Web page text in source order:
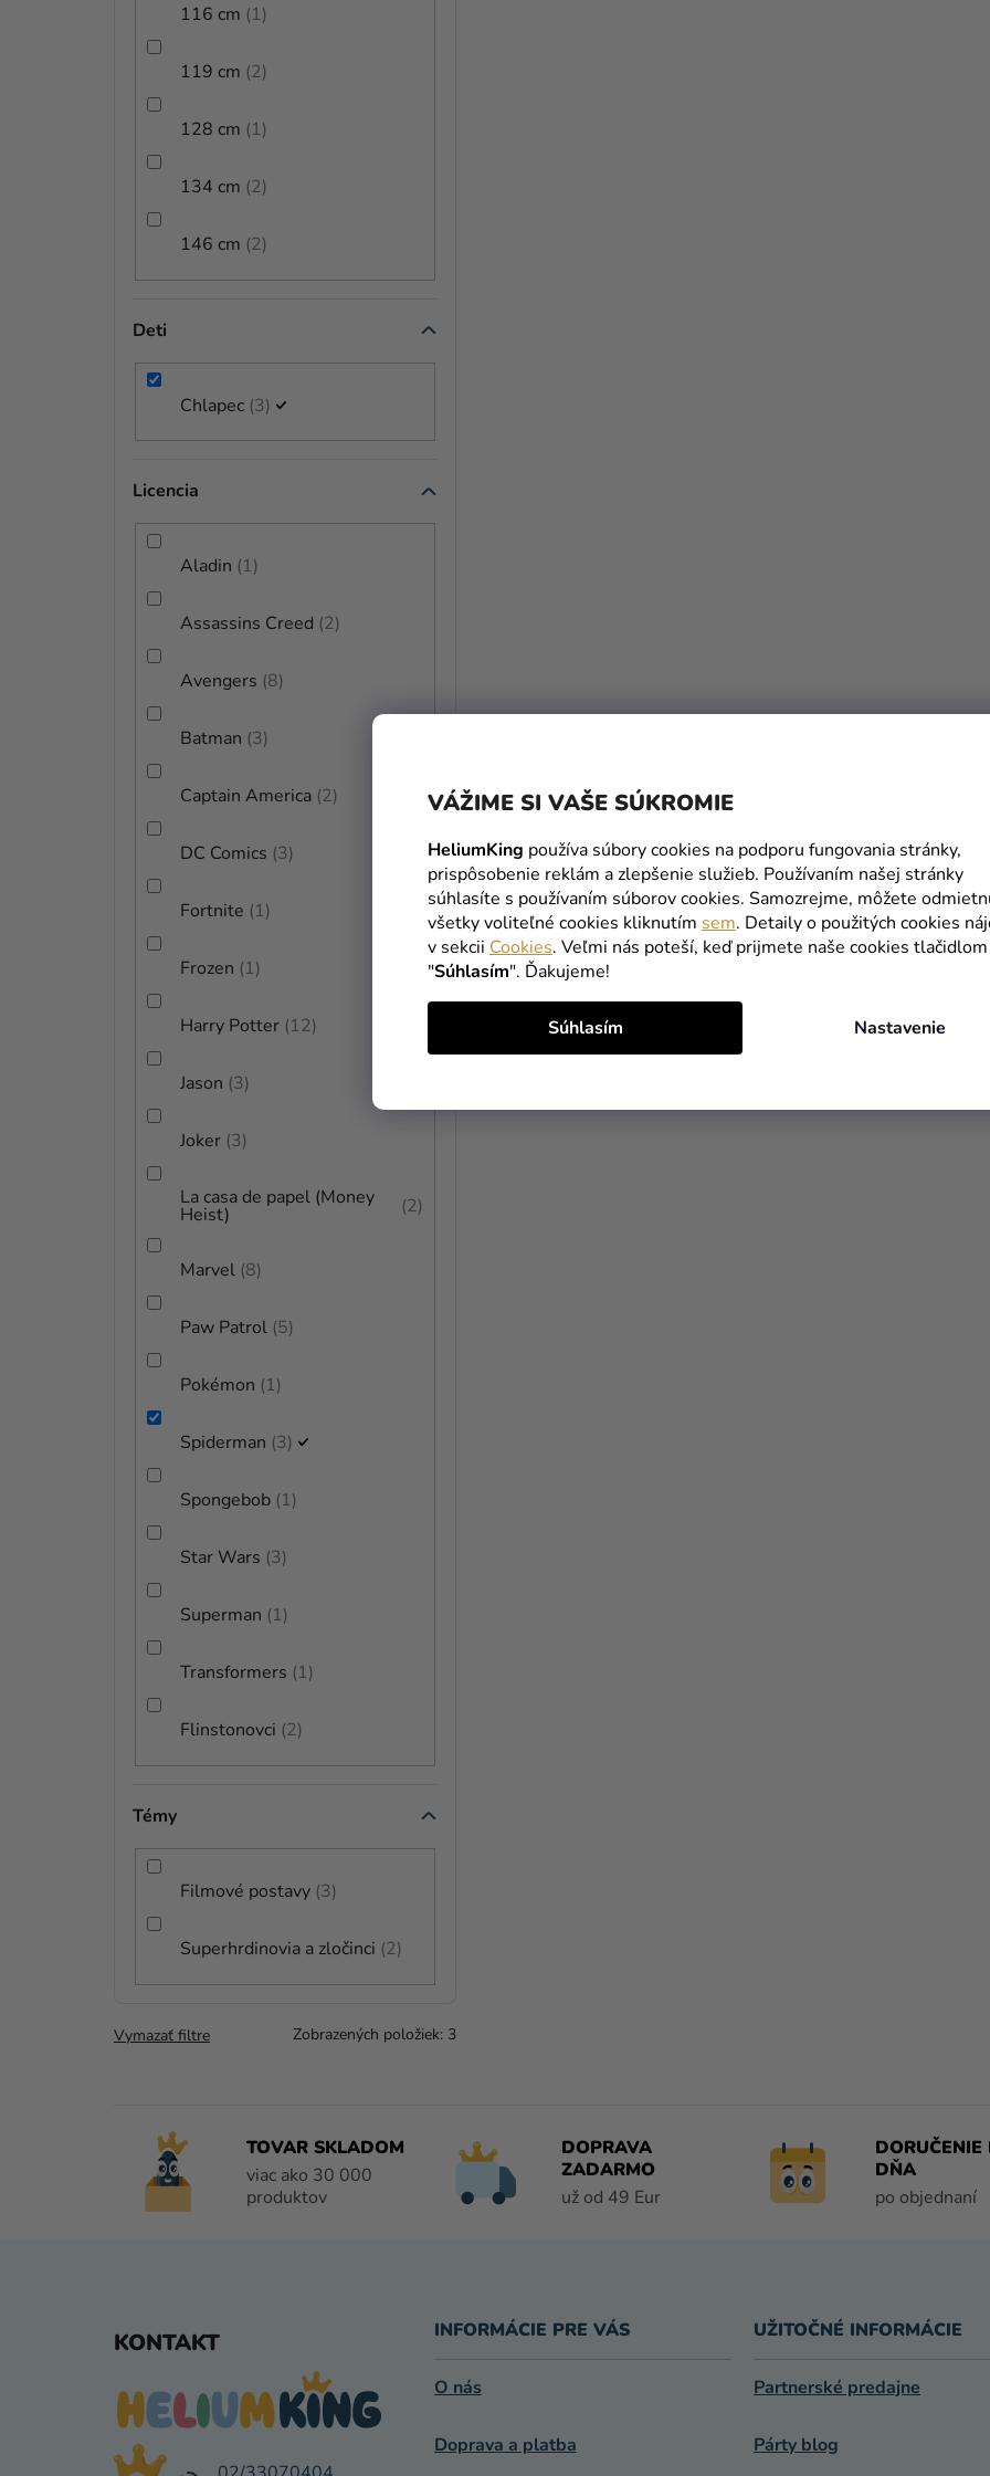
VÁŽIME SI VAŠE SÚKROMIE
HeliumKing používa súbory cookies na podporu fungovania stránky,
prispôsobenie reklám a zlepšenie služieb. Používaním našej stránky
súhlasíte s používaním súborov cookies. Samozrejme, môžete
všetky voliteľné cookies kliknutím sem. Detaily o použitých cookies
v sekcii Cookies. Veľmi nás poteší, keď prijmete naše cookies tlačidlom
"Súhlasím". Ďakujeme!
Nastavenie
Súhlasím
116 cm 1
119 cm 2
128 cm 1
134 cm 2
146 cm 2
Deti
Chlapec 3
Licencia
Aladin 1
Assassins Creed 2
Avengers 8
Batman 3
Captain America 2
DC Comics 3
Fortnite 1
Frozen 1
Harry Potter 12
Jason 3
Joker 3
La casa de papel (Money
Heist) 2
Marvel 8
Paw Patrol 5
Pokémon 1
Spiderman 3
Spongebob 1
Star Wars 3
Superman 1
Transformers 1
Flinstonovci 2
Témy
Filmové postavy 3
Superhrdinovia a zločinci 2
Vymazať filtre Zobrazených položiek: 3
TOVAR SKLADOM
viac ako 30 000
produktov
DOPRAVA
ZADARMO
už od 49 Eur
DŇA
po objednaní
KONTAKT INFORMÁCIE PRE VÁS
O nás
Doprava a platba
UŽITOČNÉ INFORMÁCIE
Partnerské predajne
Párty blog